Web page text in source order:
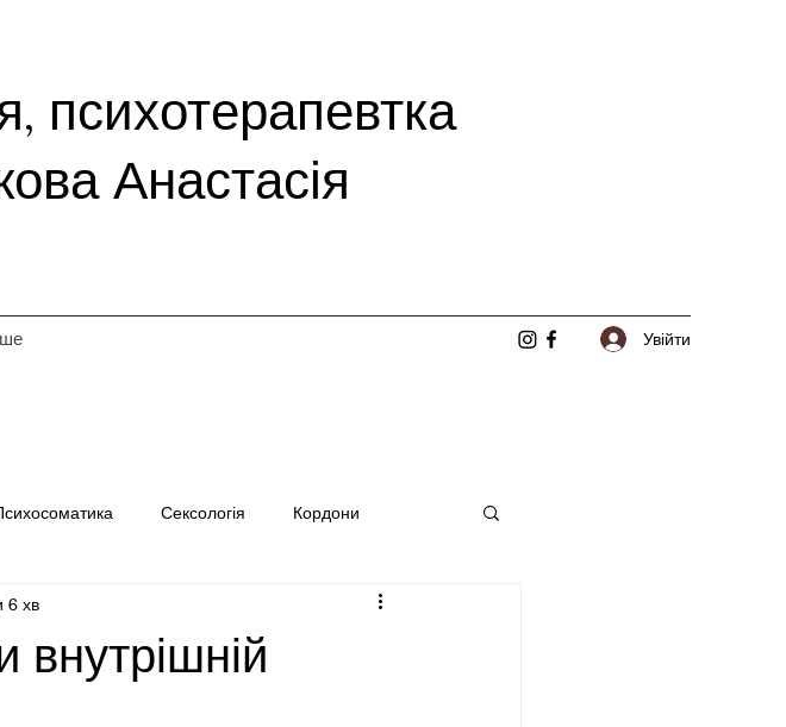
психотерапевтка
Анастасія
Увійти
Сексологія Кордони
внутрішній
6 хв